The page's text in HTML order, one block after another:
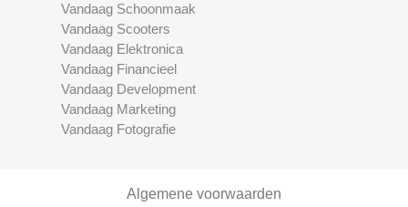
Vandaag Schoonmaak
Vandaag Scooters
Vandaag Elektronica
Vandaag Financieel
Vandaag Development
Vandaag Marketing
Vandaag Fotografie
Algemene voorwaarden